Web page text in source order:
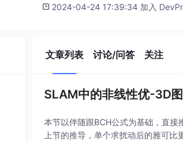
2024-04-24 17:39:34 加入
文章列表 讨论/问答 关注
SLAM中的非线性优-3D
本节以伴随跟BCH公式为基础，直
上节的推导，单个求扰动后的雅可